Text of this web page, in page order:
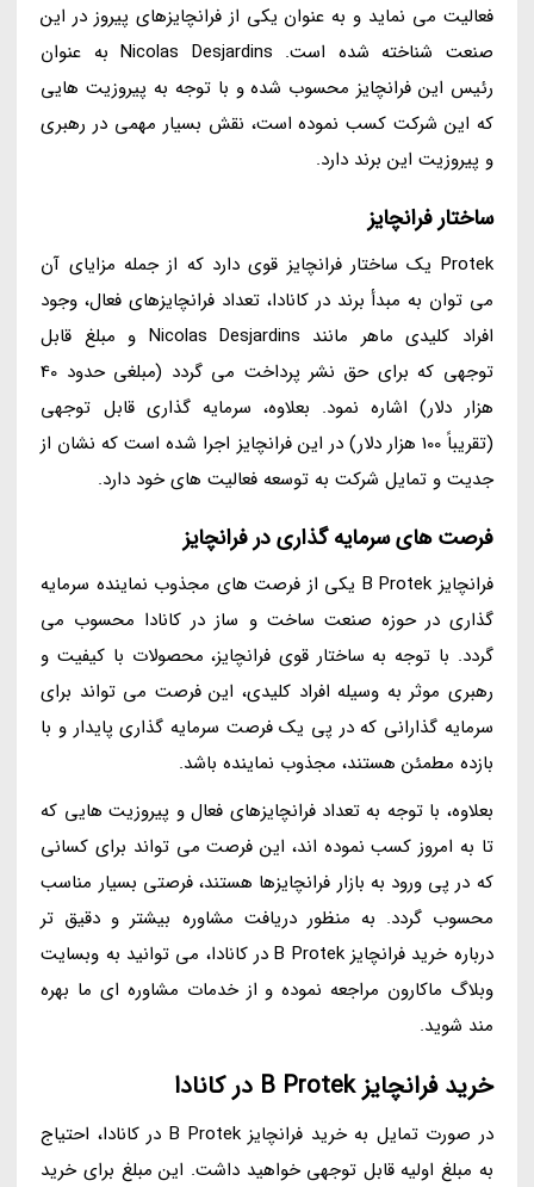
فعالیت می نماید و به عنوان یکی از فرانچایزهای پیروز در این
صنعت شناخته شده است. Nicolas Desjardins به عنوان
رئیس این فرانچایز محسوب شده و با توجه به پیروزیت هایی
که این شرکت کسب نموده است، نقش بسیار مهمی در رهبری
و پیروزیت این برند دارد.
ساختار فرانچایز
Protek یک ساختار فرانچایز قوی دارد که از جمله مزایای آن
می توان به مبدأ برند در کانادا، تعداد فرانچایزهای فعال، وجود
افراد کلیدی ماهر مانند Nicolas Desjardins و مبلغ قابل
توجهی که برای حق نشر پرداخت می گردد (مبلغی حدود 40
هزار دلار) اشاره نمود. بعلاوه، سرمایه گذاری قابل توجهی
(تقریباً 100 هزار دلار) در این فرانچایز اجرا شده است که نشان از
جدیت و تمایل شرکت به توسعه فعالیت های خود دارد.
فرصت های سرمایه گذاری در فرانچایز
فرانچایز B Protek یکی از فرصت های مجذوب نماینده سرمایه
گذاری در حوزه صنعت ساخت و ساز در کانادا محسوب می
گردد. با توجه به ساختار قوی فرانچایز، محصولات با کیفیت و
رهبری موثر به وسیله افراد کلیدی، این فرصت می تواند برای
سرمایه گذارانی که در پی یک فرصت سرمایه گذاری پایدار و با
بازده مطمئن هستند، مجذوب نماینده باشد.
بعلاوه، با توجه به تعداد فرانچایزهای فعال و پیروزیت هایی که
تا به امروز کسب نموده اند، این فرصت می تواند برای کسانی
که در پی ورود به بازار فرانچایزها هستند، فرصتی بسیار مناسب
محسوب گردد. به منظور دریافت مشاوره بیشتر و دقیق تر
درباره خرید فرانچایز B Protek در کانادا، می توانید به وبسایت
وبلاگ ماکارون مراجعه نموده و از خدمات مشاوره ای ما بهره
مند شوید.
خرید فرانچایز B Protek در کانادا
در صورت تمایل به خرید فرانچایز B Protek در کانادا، احتیاج
به مبلغ اولیه قابل توجهی خواهید داشت. این مبلغ برای خرید